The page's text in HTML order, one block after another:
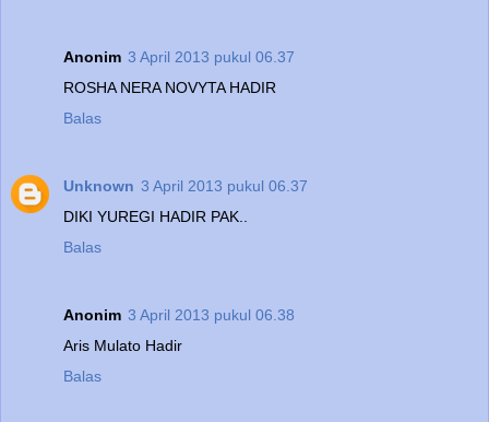
Anonim 3 April 2013 pukul 06.37
ROSHA NERA NOVYTA HADIR
Balas
Unknown 3 April 2013 pukul 06.37
DIKI YUREGI HADIR PAK..
Balas
Anonim 3 April 2013 pukul 06.38
Aris Mulato Hadir
Balas